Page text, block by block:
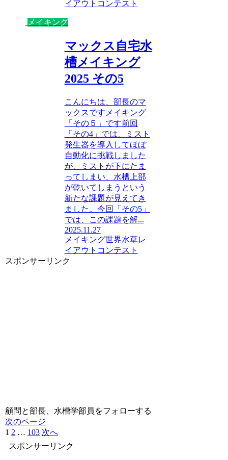
イアウトコンテスト
メイキング
マックス自宅水
槽メイキング
2025 その5
こんにちは、部長のマ
ックスですメイキング
「その５」です前回
「その4」では、ミスト
発生器を導入してほぼ
自動化に挑戦しました
が、ミストが下にたま
ってしまい、水槽上部
が乾いてしまうという
新たな課題が見えてき
ました。今回「その5」
では、この課題を解...
2025.11.27
メイキング世界水草レ
イアウトコンテスト
スポンサーリンク
顧問と部長、水槽学部員をフォローする
次のページ
1 2 … 103 次へ
スポンサーリンク